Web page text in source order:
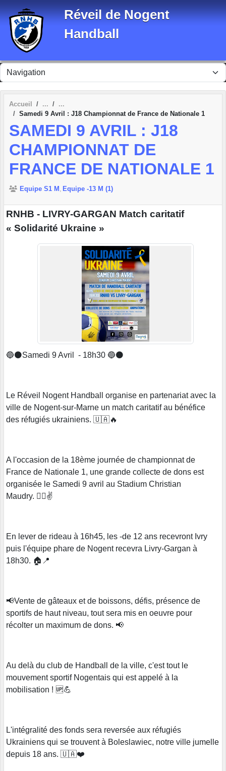
Réveil de Nogent
Handball
Accueil
Samedi 9 Avril : J18 Championnat de France de Nationale 1
SAMEDI 9 AVRIL : J18
CHAMPIONNAT DE
FRANCE DE NATIONALE 1
Equipe S1 M Equipe -13 M (1)
RNHB - LIVRY-GARGAN Match caritatif
« Solidarité Ukraine »
🔵⚫️Samedi 9 Avril - 18h30 🔵⚫️
Le Réveil Nogent Handball organise en partenariat avec la
ville de Nogent-sur-Marne un match caritatif au bénéfice
des réfugiés ukrainiens. 🇺🇦🔥
A l'occasion de la 18ème journée de championnat de
France de Nationale 1, une grande collecte de dons est
organisée le Samedi 9 avril au Stadium Christian
Maudry. 🤾‍♂️✌️
En lever de rideau à 16h45, les -de 12 ans recevront Ivry
puis l'équipe phare de Nogent recevra Livry-Gargan à
18h30. 🏠📍
📢Vente de gâteaux et de boissons, défis, présence de
sportifs de haut niveau, tout sera mis en oeuvre pour
récolter un maximum de dons. 📢
Au delà du club de Handball de la ville, c'est tout le
mouvement sportif Nogentais qui est appelé à la
mobilisation ! 🆙💪
L'intégralité des fonds sera reversée aux réfugiés
Ukrainiens qui se trouvent à Boleslawiec, notre ville jumelle
depuis 18 ans. 🇺🇦❤️